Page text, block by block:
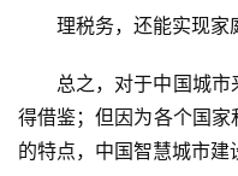
理税务，还能实现家
总之，对于中国城
得借鉴；但因为各个国
的特点，中国智慧城市建